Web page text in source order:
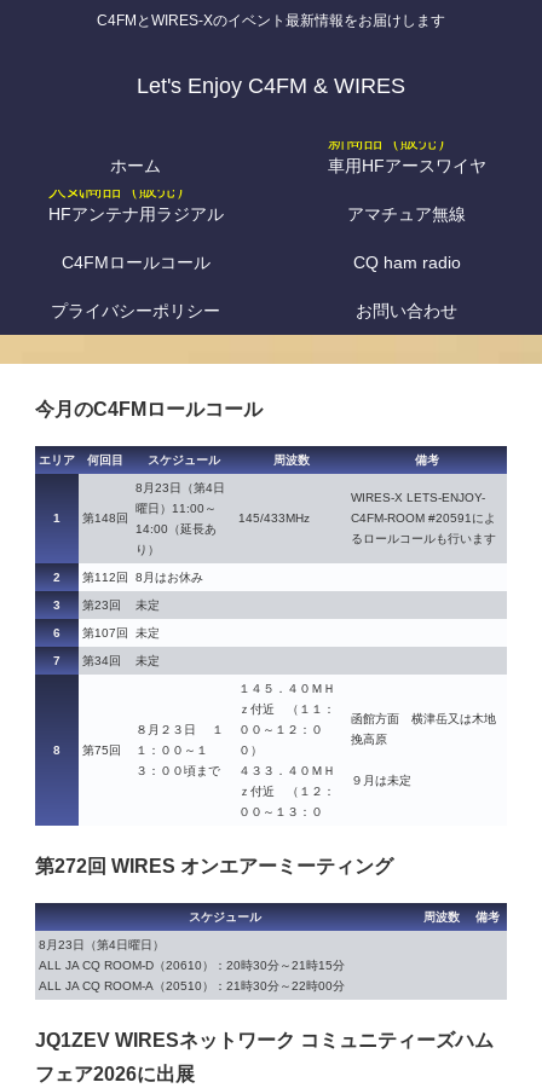
C4FMとWIRES-Xのイベント最新情報をお届けします
Let's Enjoy C4FM & WIRES
ホーム 車用HFアースワイヤ
HFアンテナ用ラジアル アマチュア無線
C4FMロールコール CQ ham radio
プライバシーポリシー お問い合わせ
今月のC4FMロールコール
エリア 何回目 スケジュール 周波数 備考
1 第148回
8月23日（第4日
曜日）11:00～
14:00（延長あ
り）
145/433MHz
WIRES-X LETS-ENJOY-
C4FM-ROOM #20591によ
るロールコールも行います
2 第112回 8月はお休み
3 第23回 未定
6 第107回 未定
7 第34回 未定
8 第75回
８月２３日 １
１：００～１
３：００頃まで
１４５．４０ＭＨ
ｚ付近 （１１：
００～１２：０
０）
４３３．４０ＭＨ
ｚ付近 （１２：
００～１３：０
函館方面 横津岳又は木地
挽高原
９月は未定
第272回 WIRES オンエアーミーティング
スケジュール 周波数 備考
8月23日（第4日曜日）
ALL JA CQ ROOM-D（20610）：20時30分～21時15分
ALL JA CQ ROOM-A（20510）：21時30分～22時00分
JQ1ZEV WIRESネットワーク コミュニティーズハム
フェア2026に出展